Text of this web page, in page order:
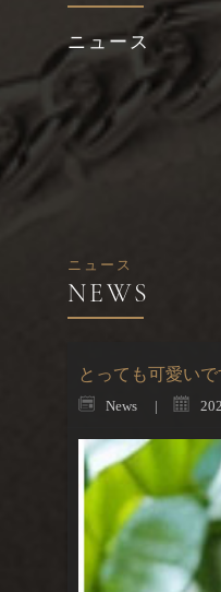
ニュース
ニュース
とっても可愛い
News